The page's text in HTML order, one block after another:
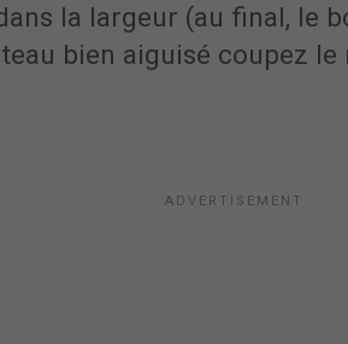
la largeur (au final, le
bien aiguisé coupez